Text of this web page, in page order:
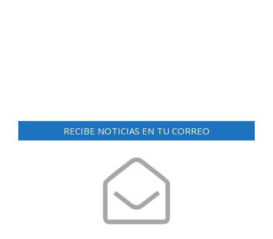
RECIBE NOTICIAS EN TU CORREO